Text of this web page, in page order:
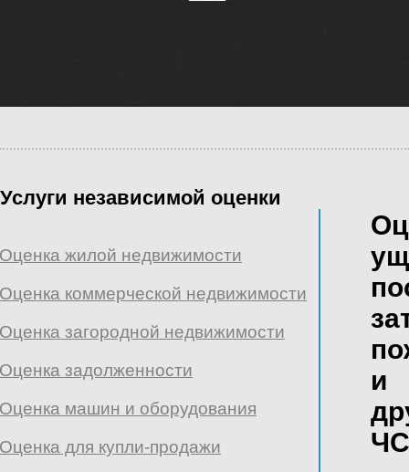
Услуги независимой оценки
Оценка жилой недвижимости
Оценка коммерческой недвижимости
Оценка загородной недвижимости
Оценка задолженности
Оценка ​машин и оборудования
Оценка для купли-продажи
и
ЧС